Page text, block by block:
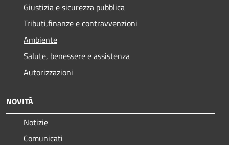
Giustizia e sicurezza pubblica
Tributi,finanze e contravvenzioni
Ambiente
Salute, benessere e assistenza
Autorizzazioni
NOVITÀ
Notizie
Comunicati